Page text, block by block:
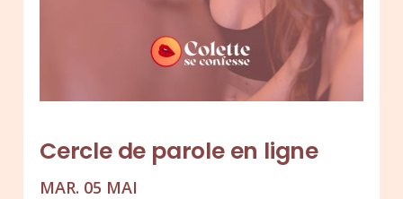
Cercle de parole en ligne
MAR. 05 MAI